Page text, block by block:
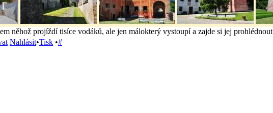
něhož projíždí tisíce vodáků, ale jen málokterý vystoupí a zajde si jej prohlédnout
Nahlásit•Tisk •#